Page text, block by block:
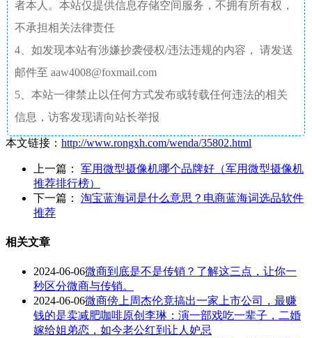
者本人。本站仅提供信息存储空间服务，不拥有所有权，
不承担相关法律责任
4、如发现本站有涉嫌抄袭侵权/违法违规的内容， 请发送
邮件至 aaw4008@foxmail.com
5、本站一律禁止以任何方式发布或转载任何违法的相关
信息，访客发现请向站长举报
本文链接： http://www.rongxh.com/wenda/35802.html
上一篇： 军用微型摄像机哪个品牌好（军用微型摄像机
推荐排行榜）
下一篇： 淘宝蓝海词是什么意思？电商蓝海词选品软件
推荐
相关文章
2024-06-06微商到底是不是传销？了解这三点，让你一
秒区分微商与传销。
2024-06-06微商傍上周杰伦竟搞出一家上市公司，最赚
钱的是卖减肥咖啡原创李琳：演一部戏吃一辈子，二婚
嫁给姐弟恋，如今老公红到让人妒忌